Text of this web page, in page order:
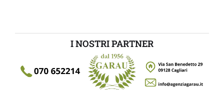
I NOSTRI PARTNER